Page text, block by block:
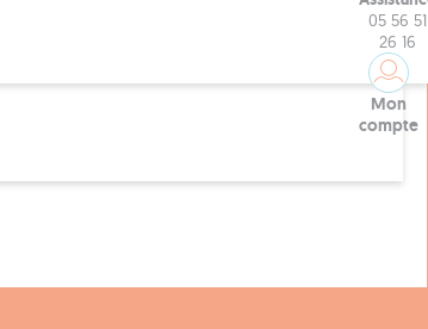
05 56 51
26 16
Mon
compte